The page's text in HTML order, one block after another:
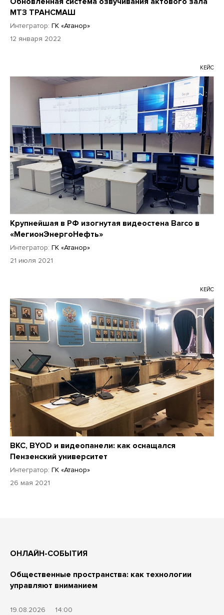
МТЗ ТРАНСМАШ
Интегратор: ГК «Атанор»
12 января 2022
КЕЙС
Крупнейшая в РФ изогнутая видеостена Barco в
«МегионЭнергоНефть»
Интегратор: ГК «Атанор»
21 июля 2021
КЕЙС
ВКС, BYOD и видеопанели: как оснащался
Пензенский университет
Интегратор: ГК «Атанор»
26 мая 2021
ОНЛАЙН-СОБЫТИЯ
Общественные пространства: как технологии
управляют вниманием
19.08.2026 14:00